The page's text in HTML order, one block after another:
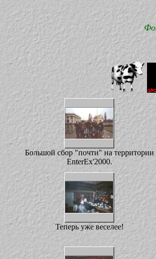
Большой сбор "почти" на территории
EnterEx'2000.
Теперь уже веселее!